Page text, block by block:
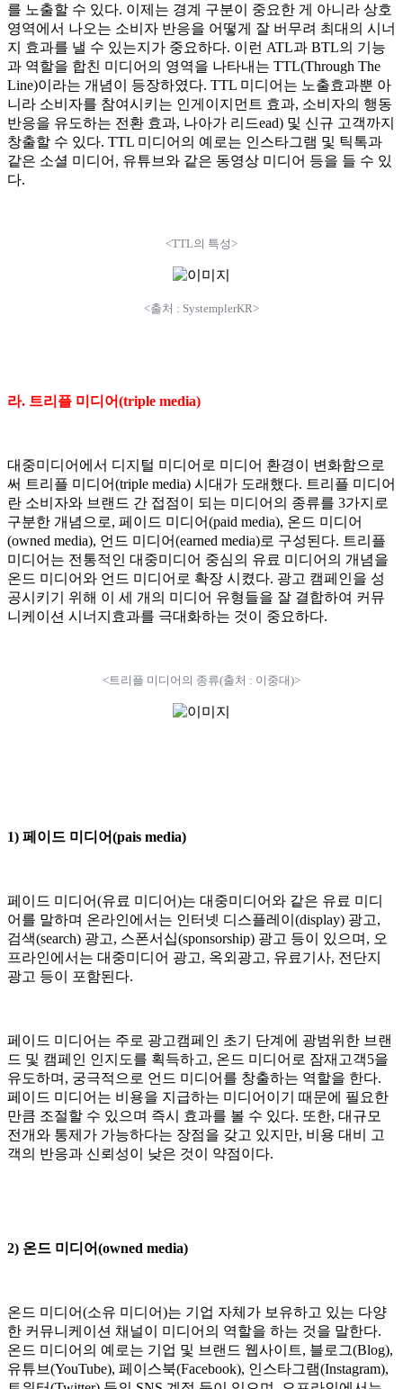
를 노출할 수 있다. 이제는 경계 구분이 중요한 게 아니라 상호
영역에서 나오는 소비자 반응을 어떻게 잘 버무려 최대의 시너
지 효과를 낼 수 있는지가 중요하다. 이런 ATL과 BTL의 기능
과 역할을 합친 미디어의 영역을 나타내는 TTL(Through The
Line)이라는 개념이 등장하였다. TTL 미디어는 노출효과뿐 아
니라 소비자를 참여시키는 인게이지먼트 효과, 소비자의 행동
반응을 유도하는 전환 효과, 나아가 리드ead) 및 신규 고객까지
창출할 수 있다. TTL 미디어의 예로는 인스타그램 및 틱톡과
같은 소셜 미디어, 유튜브와 같은 동영상 미디어 등을 들 수 있
다.
<TTL의 특성>
<출처 : SystemplerKR>
라. 트리플 미디어(triple media)
대중미디어에서 디지털 미디어로 미디어 환경이 변화함으로
써 트리플 미디어(triple media) 시대가 도래했다. 트리플 미디어
란 소비자와 브랜드 간 접점이 되는 미디어의 종류를 3가지로
구분한 개념으로, 페이드 미디어(paid media), 온드 미디어
(owned media), 언드 미디어(earned media)로 구성된다. 트리플
미디어는 전통적인 대중미디어 중심의 유료 미디어의 개념을
온드 미디어와 언드 미디어로 확장 시켰다. 광고 캠페인을 성
공시키기 위해 이 세 개의 미디어 유형들을 잘 결합하여 커뮤
니케이션 시너지효과를 극대화하는 것이 중요하다.
<트리플 미디어의 종류(출처 : 이중대)>
1) 페이드 미디어(pais media)
페이드 미디어(유료 미디어)는 대중미디어와 같은 유료 미디
어를 말하며 온라인에서는 인터넷 디스플레이(display) 광고,
검색(search) 광고, 스폰서십(sponsorship) 광고 등이 있으며, 오
프라인에서는 대중미디어 광고, 옥외광고, 유료기사, 전단지
광고 등이 포함된다.
페이드 미디어는 주로 광고캠페인 초기 단계에 광범위한 브랜
드 및 캠페인 인지도를 획득하고, 온드 미디어로 잠재고객5을
유도하며, 궁극적으로 언드 미디어를 창출하는 역할을 한다.
페이드 미디어는 비용을 지급하는 미디어이기 때문에 필요한
만큼 조절할 수 있으며 즉시 효과를 볼 수 있다. 또한, 대규모
전개와 통제가 가능하다는 장점을 갖고 있지만, 비용 대비 고
객의 반응과 신뢰성이 낮은 것이 약점이다.
2) 온드 미디어(owned media)
온드 미디어(소유 미디어)는 기업 자체가 보유하고 있는 다양
한 커뮤니케이션 채널이 미디어의 역할을 하는 것을 말한다.
온드 미디어의 예로는 기업 및 브랜드 웹사이트, 블로그(Blog),
유튜브(YouTube), 페이스북(Facebook), 인스타그램(Instagram),